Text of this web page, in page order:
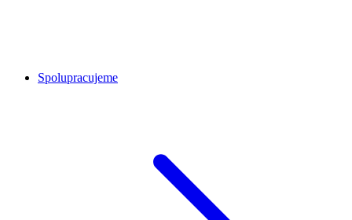
Spolupracujeme